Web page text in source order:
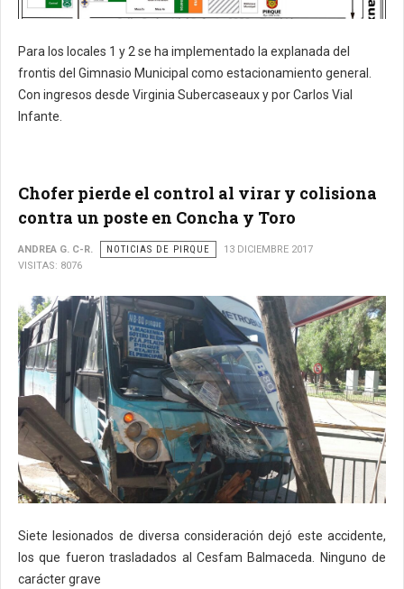
Para los locales 1 y 2 se ha implementado la explanada del
frontis del Gimnasio Municipal como estacionamiento general.
Con ingresos desde Virginia Subercaseaux y por Carlos Vial
Infante.
Chofer pierde el control al virar y colisiona
contra un poste en Concha y Toro
ANDREA G. C-R. NOTICIAS DE PIRQUE
13 DICIEMBRE 2017
VISITAS: 8076
Siete lesionados de diversa consideración dejó este accidente,
los que fueron trasladados al Cesfam Balmaceda. Ninguno de
carácter grave